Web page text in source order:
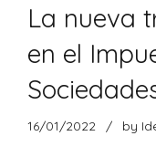
La nueva
en el
16/01/2022 by